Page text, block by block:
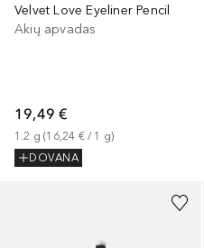
Velvet Love Eyeliner Pencil
Akių apvadas
19,49 €
1.2 g (16,24 € / 1 g)
DOVANA